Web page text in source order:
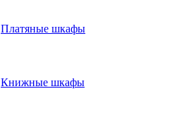
Платяные шкафы
Книжные шкафы